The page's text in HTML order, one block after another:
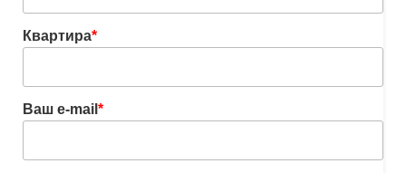
Квартира*
Ваш e-mail *